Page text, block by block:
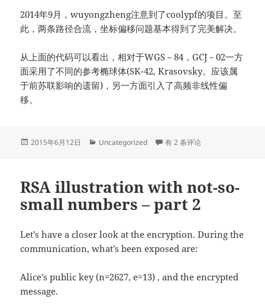
2014年9月，wuyongzheng注意到了coolypf的项目。至
此，两条路径合流，坐标偏移问题基本得到了完美解决。
从上面的代码可以看出，相对于WGS－84，GCJ－02一方
面采用了不同的参考椭球体(SK-42, Krasovsky。应该属
于前苏联影响的遗留)，另一方面引入了高频非线性偏
移。
发
2015年6月12日
分
Uncategorized 中国地图坐标(GCJ-02)偏移算
有 2 条评论
RSA illustration with not-so-
small numbers – part 2
Let’s have a closer look at the encryption. During the
communication, what’s been exposed are:
Alice’s public key (n=2627, e=13) , and the encrypted
message.